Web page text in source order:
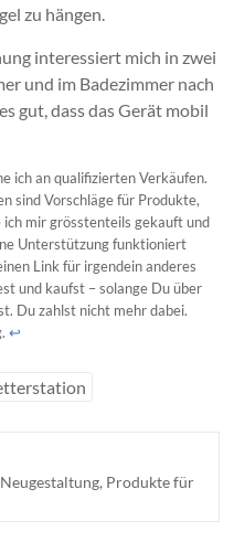
zu hängen.
interessiert mich in zwei
und im Badezimmer nach
gut, dass das Gerät mobil
ich an qualifizierten Verkäufen.
sind Vorschläge für Produkte,
ich mir grösstenteils gekauft und
Unterstützung funktioniert
Link für irgendein anderes
und kaufst – solange Du über
Du zahlst nicht mehr dabei.
. ↩︎
, Produkte für